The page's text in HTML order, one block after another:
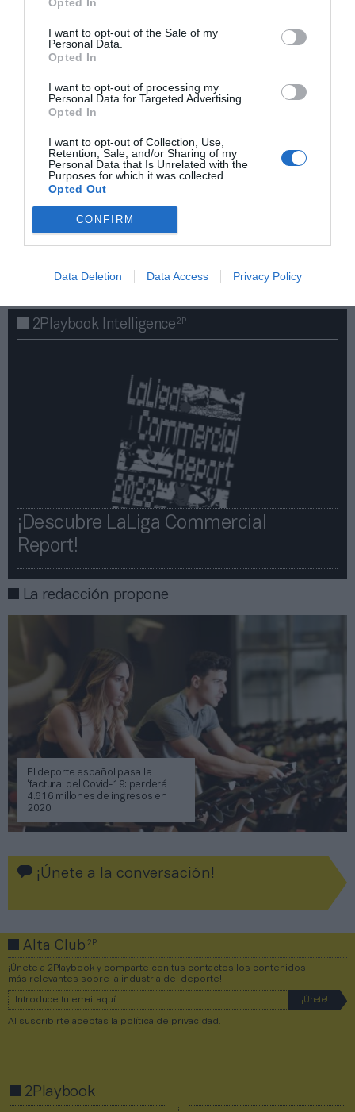
I want to opt-out of the Sale of my
Personal Data.
Opted In
I want to opt-out of processing my
Personal Data for Targeted Advertising.
Opted In
I want to opt-out of Collection, Use,
Retention, Sale, and/or Sharing of my
Personal Data that Is Unrelated with the
Purposes for which it was collected.
Opted Out
CONFIRM
Data Deletion Data Access Privacy Policy
¡Haz click aquí y accede sin límites a contenidos
y eventos para Socios!​​​​​​​
Publicidad
2Playbook Intelligence2P
¡Descubre LaLiga Commercial
Report!​​
La redacción propone
El deporte español pasa la
‘factura’ del Covid-19: perderá
4.616 millones de ingresos en
2020
¡Únete a la conversación!
Alta Club2P
¡Únete a 2Playbook y comparte con tus contactos los contenidos
más relevantes sobre la industria del deporte!
Al suscribirte aceptas la política de privacidad
2Playbook